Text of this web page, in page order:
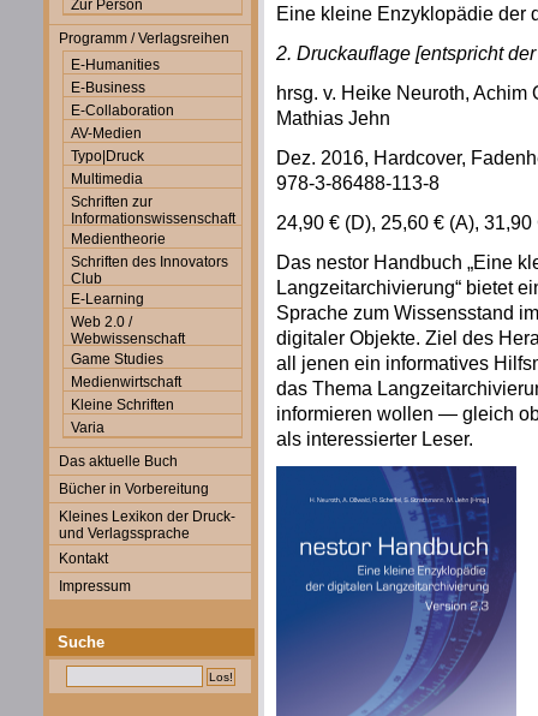
Zur Person
Programm / Verlagsreihen
E-Humanities
E-Business
E-Collaboration
AV-Medien
Typo|Druck
Multimedia
Schriften zur
Informationswissenschaft
Medientheorie
Schriften des Innovators
Club
E-Learning
Web 2.0 /
Webwissenschaft
Game Studies
Medienwirtschaft
Kleine Schriften
Varia
Das aktuelle Buch
Bücher in Vorbereitung
Kleines Lexikon der Druck-
und Verlagssprache
Kontakt
Impressum
Suche
Eine kleine Enzyklopädie der
2. Druckauflage [entspricht
hrsg. v. Heike Neuroth,
Mathias Jehn
Dez. 2016, Hardcover,
978-3-86488-113-8
24,90 € (D), 25,60 € (A), 31,90
Das nestor Handbuch „Eine
Langzeitarchivierung“ bietet
Sprache zum Wissensstand
digitaler Objekte. Ziel des
all jenen ein informatives
das Thema
informieren wollen — gleich
als interessierter Leser.